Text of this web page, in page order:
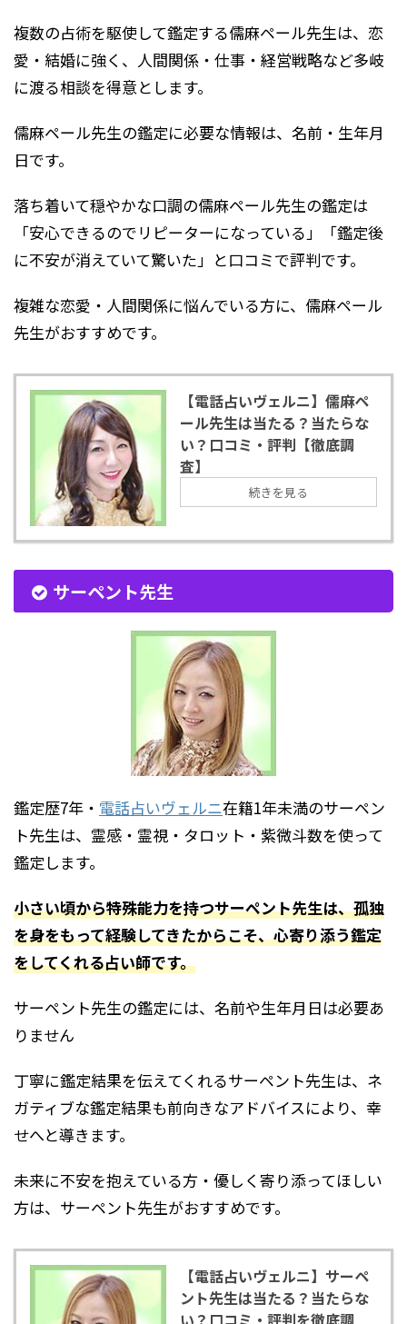
複数の占術を駆使して鑑定する儒麻ペール先生は、恋
愛・結婚に強く、人間関係・仕事・経営戦略など多岐
に渡る相談を得意とします。
儒麻ペール先生の鑑定に必要な情報は、名前・生年月
日です。
落ち着いて穏やかな口調の儒麻ペール先生の鑑定は
「安心できるのでリピーターになっている」「鑑定後
に不安が消えていて驚いた」と口コミで評判です。
複雑な恋愛・人間関係に悩んでいる方に、儒麻ペール
先生がおすすめです。
【電話占いヴェルニ】儒麻ペ
ール先生は当たる？当たらな
い？口コミ・評判【徹底調
査】
続きを見る
サーペント先生
鑑定歴7年・ 電話占いヴェルニ在籍1年未満のサーペン
ト先生は、霊感・霊視・タロット・紫微斗数を使って
鑑定します。
小さい頃から特殊能力を持つサーペント先生は、孤独
を身をもって経験してきたからこそ、心寄り添う鑑定
をしてくれる占い師です。
サーペント先生の鑑定には、名前や生年月日は必要あ
りません
丁寧に鑑定結果を伝えてくれるサーペント先生は、ネ
ガティブな鑑定結果も前向きなアドバイスにより、幸
せへと導きます。
未来に不安を抱えている方・優しく寄り添ってほしい
方は、サーペント先生がおすすめです。
【電話占いヴェルニ】サーペ
ント先生は当たる？当たらな